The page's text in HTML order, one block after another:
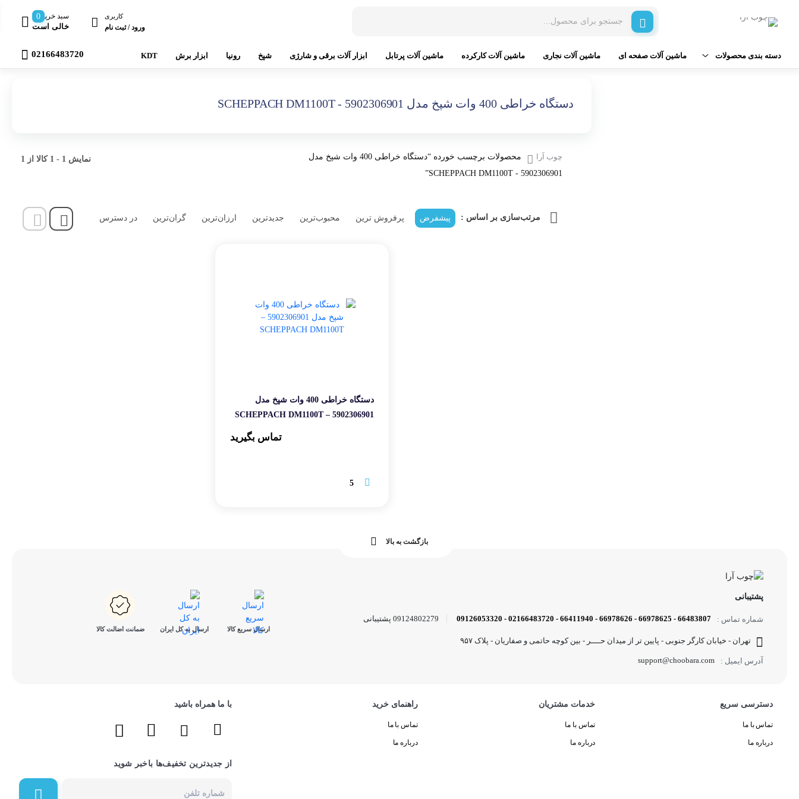
کاربری
ورود / ثبت نام
سبد خرید
خالی است
0
دسته بندی محصولات ماشین آلات صفحه ای ماشین آلات نجاری ماشین آلات کارکرده ماشین آلات پرتابل ابزار آلات برقی و شارژی شپخ رونیا ابزار برش KDT
02166483720
دستگاه خراطی 400 وات شپخ مدل 5902306901 - SCHEPPACH DM1100T
چوب آرا
محصولات برچسب خورده “دستگاه خراطی 400 وات شپخ مدل
5902306901 - SCHEPPACH DM1100T”
نمایش 1
-
1 کالا از 1
مرتب‌سازی بر اساس : پیشفرض پرفروش ترین محبوب‌ترین جدیدترین ارزان‌ترین گران‌ترین در دسترس
دستگاه خراطی 400 وات شپخ مدل
5902306901 – SCHEPPACH DM1100T
تماس بگیرید
5
بازگشت به بالا
پشتیبانی
شماره تماس : 66483807 - 66978625 - 66978626 - 66411940 - 02166483720 - 09126053320 09124802279 پشتیبانی
تهران - خیابان کارگر جنوبی - پایین تر از میدان حــــر - بین کوچه حاتمی و صفاریان - پلاک ۹۵۷
آدرس ایمیل : support@choobara.com
ارسال سریع کالا ارسال به کل ایران ضمانت اضالت کالا
دسترسی سریع
تماس با ما
درباره ما
خدمات مشتریان
تماس با ما
درباره ما
راهنمای خرید
تماس با ما
درباره ما
با ما همراه باشید
از جدیدترین تخفیف‌ها باخبر شوید